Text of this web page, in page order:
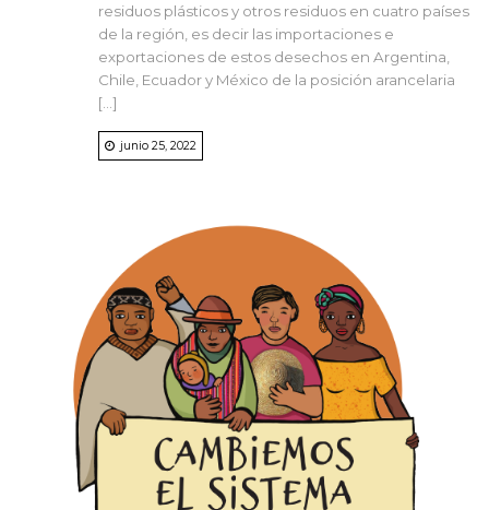
residuos plásticos y otros residuos en cuatro países
de la región, es decir las importaciones e
exportaciones de estos desechos en Argentina,
Chile, Ecuador y México de la posición arancelaria
[…]
junio 25, 2022